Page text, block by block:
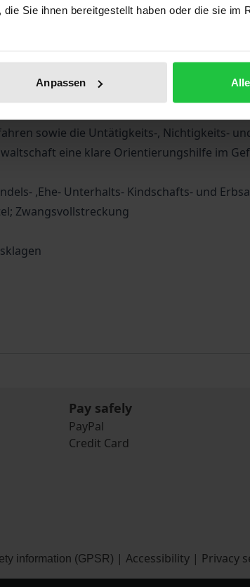
Sie ihnen bereitgestellt haben oder die sie im
Anpassen
Rechtsordnung. Nur derjenige, der die
für unionsrechtlich gelagerte Fälle
Gesamtperspektive. Aus einer
wie aus den Bereichen des
unionalen Verfahrens- und
sowie die Untätigkeits-, Nichtigkeits-
eine klare Orientierungshilfe im
,Ehe- Unterhalts- Kindschafts- und
Zwangsvollstreckung
Pay safely
PayPal
Credit Card
information (GPSR) | Accessibility | Privacy